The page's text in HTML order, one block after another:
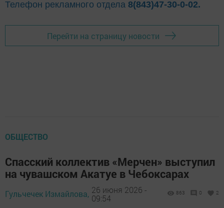
Телефон рекламного отдела 8(843)47-30-0-02.
Перейти на страницу новости
ОБЩЕСТВО
Спасский коллектив «Мерчен» выступил
на чувашском Акатуе в Чебоксарах
Гульчечек Измайлова, 26 июня 2026 -
09:54
863 0 2